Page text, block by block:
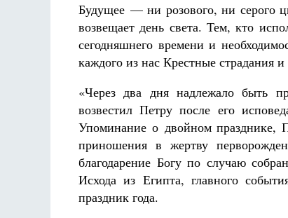
Будущее — ни розового, ни серого
возвещает день света. Тем, кто
сегодняшнего времени и
каждого из нас Крестные страдания
«Через два дня надлежало быть
возвестил Петру после его
Упоминание о двойном празднике,
приношения в жертву
благодарение Богу по случаю
Исхода из Египта, главного
праздник года.